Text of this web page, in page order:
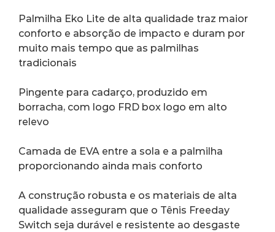
Palmilha Eko Lite de alta qualidade traz maior
conforto e absorção de impacto e duram por
muito mais tempo que as palmilhas
tradicionais
Pingente para cadarço, produzido em
borracha, com logo FRD box logo em alto
relevo
Camada de EVA entre a sola e a palmilha
proporcionando ainda mais conforto
A construção robusta e os materiais de alta
qualidade asseguram que o Tênis Freeday
Switch seja durável e resistente ao desgaste